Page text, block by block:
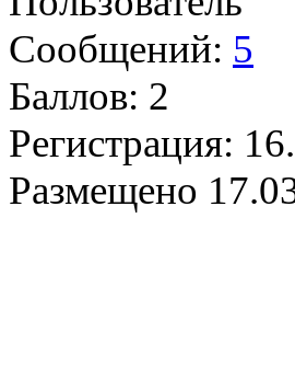
Сообщений: 5
Баллов: 2
Регистрация:
Размещено